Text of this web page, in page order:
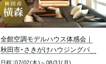
全館空調モデルハウス体感会｜
秋田市・さきがけハウジングパー
ク
日程：07/02(木)～08/31(月)